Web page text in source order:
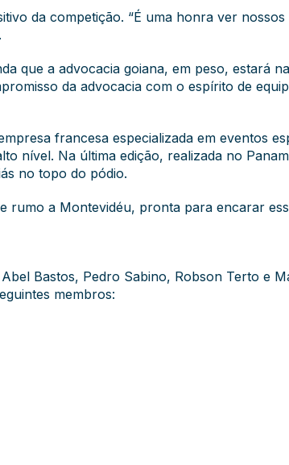
da competição. “É uma honra ver
que a advocacia goiana, em peso, estará
da advocacia com o espírito de
francesa especializada em eventos
nível. Na última edição, realizada no
no topo do pódio.
rumo a Montevidéu, pronta para encarar
Bastos, Pedro Sabino, Robson Terto e
membros: